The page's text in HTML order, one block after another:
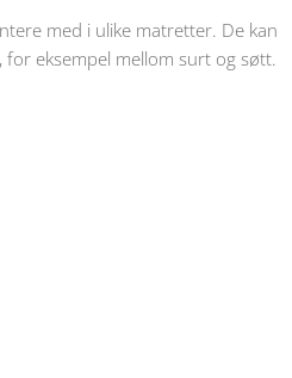
med i ulike matretter. De kan
eksempel mellom surt og søtt.